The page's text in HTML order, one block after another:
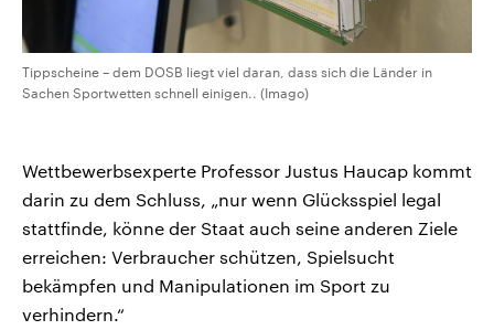
Tippscheine – dem DOSB liegt viel daran, dass sich die Länder in
Sachen Sportwetten schnell einigen.. (Imago)
Wettbewerbsexperte Professor Justus Haucap kommt
darin zu dem Schluss, „nur wenn Glücksspiel legal
stattfinde, könne der Staat auch seine anderen Ziele
erreichen: Verbraucher schützen, Spielsucht
bekämpfen und Manipulationen im Sport zu
verhindern.“